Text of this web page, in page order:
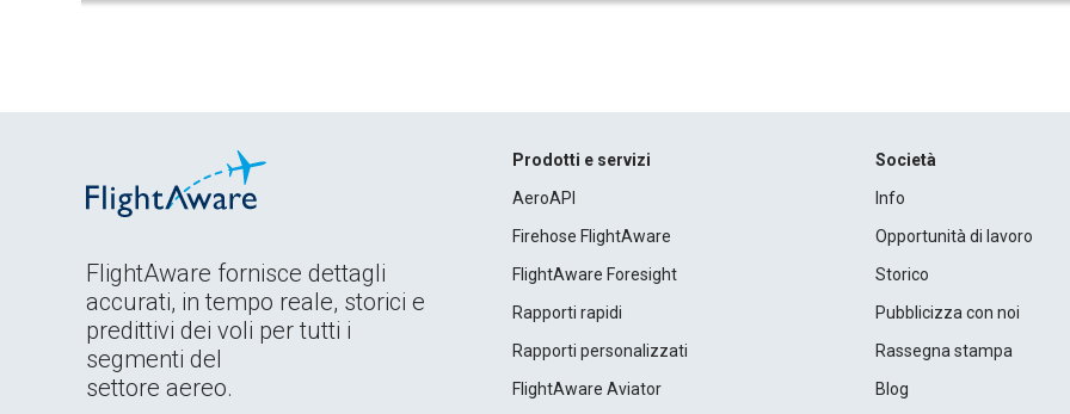
FlightAware fornisce dettagli
accurati, in tempo reale, storici e
predittivi dei voli per tutti i
segmenti del
settore aereo.
Prodotti e servizi
AeroAPI
Firehose FlightAware
FlightAware Foresight
Rapporti rapidi
Rapporti personalizzati
FlightAware Aviator
Società
Info
Opportunità di lavoro
Storico
Pubblicizza con noi
Rassegna stampa
Blog